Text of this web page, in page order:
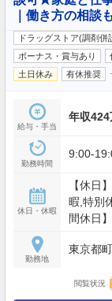
｜働き方の相談
ドラッグストア(調剤併
ボーナス・賞与あり
土日休み
有休推奨
給与・手当
年収424
勤務時間
9:00-
休日・休暇
【休日
暇,特別
間休日
勤務地
東京都
閲覧状況